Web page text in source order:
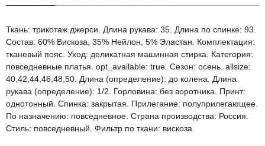
Ткань: трикотаж джерси. Длина рукава: 35. Длина по спинке: 93.
Состав: 60% Вискоза, 35% Нейлон, 5% Эластан. Комплектация:
тканевый пояс. Уход: деликатная машинная стирка. Категория:
повседневные платья. opt_available: true. Сезон: осень. allsize:
40,42,44,46,48,50. Длина (определение): до колена. Длина
рукава (определение): 1/2. Горловина: без воротника. Принт:
однотонный. Спинка: закрытая. Прилегание: полуприлегающее.
По назначению: повседневное. Страна производства: Россия.
Стиль: повседневный. Фильтр по ткани: вискоза.